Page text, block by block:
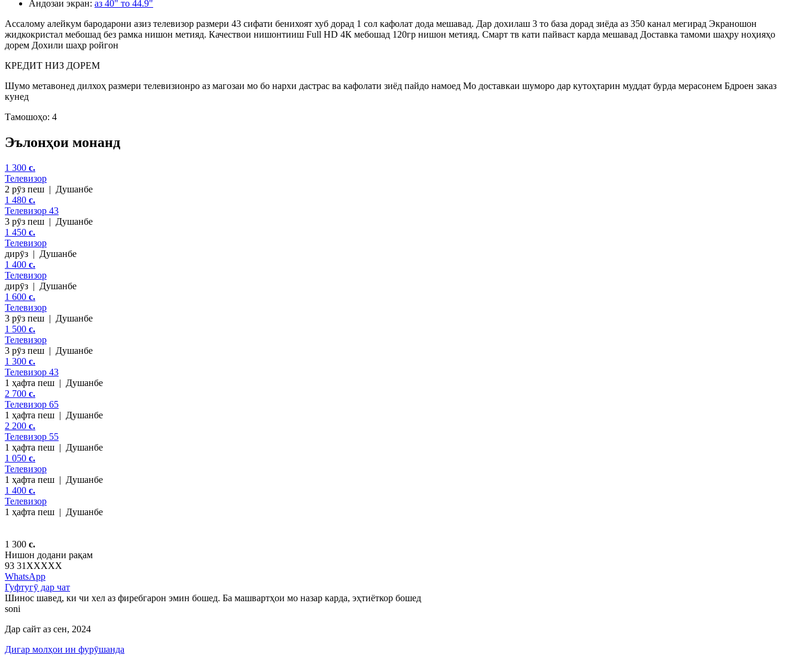
Андозаи экран: аз 40" то 44.9"
Ассалому алейкум бародарони азиз телевизор размери 43 сифати бенихоят хуб дорад 1 сол кафолат дода мешавад. Дар дохилаш 3 то база дорад зиёда аз 350 канал мегирад Экраношон
жидкокристал мебошад без рамка нишон метияд. Качествои нишонтииш Full HD 4К мебошад 120гр нишон метияд. Смарт тв кати пайваст карда мешавад Доставка тамоми шаҳру ноҳияҳо
дорем Дохили шаҳр ройгон
КРЕДИТ НИЗ ДОРЕМ
Шумо метавонед дилхоҳ размери телевизионро аз магозаи мо бо нархи дастрас ва кафолати зиёд пайдо намоед Мо доставкаи шуморо дар кутоҳтарин муддат бурда мерасонем Бдроен заказ
кунед
Тамошоҳо: 4
Эълонҳои монанд
1 300 c.
Телевизор
2 рӯз пеш | Душанбе
1 480 c.
Телевизор 43
3 рӯз пеш | Душанбе
1 450 c.
Телевизор
дирӯз | Душанбе
1 400 c.
Телевизор
дирӯз | Душанбе
1 600 c.
Телевизор
3 рӯз пеш | Душанбе
1 500 c.
Телевизор
3 рӯз пеш | Душанбе
1 300 c.
Телевизор 43
1 ҳафта пеш | Душанбе
2 700 c.
Телевизор 65
1 ҳафта пеш | Душанбе
2 200 c.
Телевизор 55
1 ҳафта пеш | Душанбе
1 050 c.
Телевизор
1 ҳафта пеш | Душанбе
1 400 c.
Телевизор
1 ҳафта пеш | Душанбе
1 300 c.
Нишон додани рақам
93 31 XXXXX
WhatsApp
Гуфтугӯ дар чат
Шинос шавед, ки чи хел аз фиребгарон эмин бошед. Ба машвартҳои мо назар карда, эҳтиёткор бошед
soni
Дар сайт аз сен, 2024
Дигар молҳои ин фурӯшанда